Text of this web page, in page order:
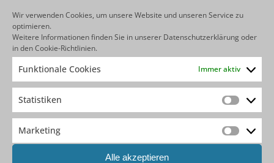
Wir verwenden Cookies, um unsere Website und unseren Service zu
optimieren.
Weitere Informationen finden Sie in unserer Datenschutzerklärungoder
in denCookie-Richtlinien.
Funktionale Cookies Immer aktiv
Statistiken
Marketing
Alle akzeptieren
angewendet werden können.
Sie werden lernen, wie man:
Datenmodelle erstellt
Ihre Geschäftslogik visuell aufbaut
erstellt
effizient verwaltet